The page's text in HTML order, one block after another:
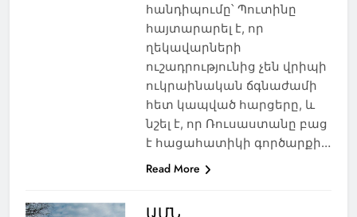
հանդիպումը՝ Պուտինը
հայտարարել է, որ
ղեկավարների
ուշադրությունից չեն վրիպի
ուկրաինական ճգնաժամի
հետ կապված հարցերը, և
նշել է, որ Ռուսաստանը բաց
է հացահատիկի գործարքի…
Read More
ԱՄՆ